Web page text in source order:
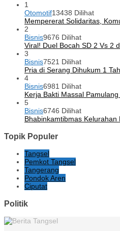
1
Otomotif13438 Dilihat
Mempererat Solidaritas,
2
Bisnis9676 Dilihat
Viral! Duel Bocah SD 2 Vs 2
3
Bisnis7521 Dilihat
Pria di Serang Dihukum 1
4
Bisnis6981 Dilihat
Kerja Bakti Massal
5
Bisnis6746 Dilihat
Bhabinkamtibmas
Topik Populer
Tangsel
Pemkot Tangsel
Tangerang
Pondok Aren
Ciputat
Politik